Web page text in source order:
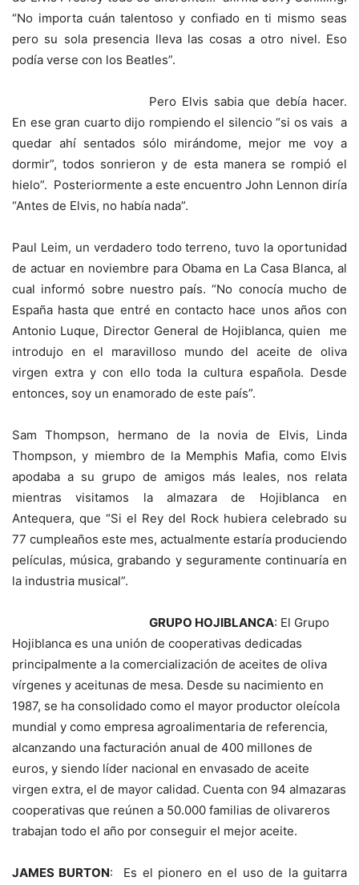
“No importa cuán talentoso y confiado en ti mismo seas
pero su sola presencia lleva las cosas a otro nivel. Eso
podía verse con los Beatles”.
Pero Elvis sabia que debía hacer.
En ese gran cuarto dijo rompiendo el silencio “si os vais a
quedar ahí sentados sólo mirándome, mejor me voy a
dormir”, todos sonrieron y de esta manera se rompió el
hielo”. Posteriormente a este encuentro John Lennon diría
“Antes de Elvis, no había nada”.
Paul Leim, un verdadero todo terreno, tuvo la oportunidad
de actuar en noviembre para Obama en La Casa Blanca, al
cual informó sobre nuestro país. “No conocía mucho de
España hasta que entré en contacto hace unos años con
Antonio Luque, Director General de Hojiblanca, quien me
introdujo en el maravilloso mundo del aceite de oliva
virgen extra y con ello toda la cultura española. Desde
entonces, soy un enamorado de este país”.
Sam Thompson, hermano de la novia de Elvis, Linda
Thompson, y miembro de la Memphis Mafia, como Elvis
apodaba a su grupo de amigos más leales, nos relata
mientras visitamos la almazara de Hojiblanca en
Antequera, que “Si el Rey del Rock hubiera celebrado su
77 cumpleaños este mes, actualmente estaría produciendo
películas, música, grabando y seguramente continuaría en
la industria musical”.
GRUPO HOJIBLANCA: El Grupo
Hojiblanca es una unión de cooperativas dedicadas
principalmente a la comercialización de aceites de oliva
vírgenes y aceitunas de mesa. Desde su nacimiento en
1987, se ha consolidado como el mayor productor oleícola
mundial y como empresa agroalimentaria de referencia,
alcanzando una facturación anual de 400 millones de
euros, y siendo líder nacional en envasado de aceite
virgen extra, el de mayor calidad. Cuenta con 94 almazaras
cooperativas que reúnen a 50.000 familias de olivareros
trabajan todo el año por conseguir el mejor aceite.
JAMES BURTON: Es el pionero en el uso de la guitarra